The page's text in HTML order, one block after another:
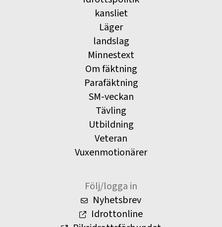
kansliet
Läger
landslag
Minnestext
Om fäktning
Parafäktning
SM-veckan
Tävling
Utbildning
Veteran
Vuxenmotionärer
Följ/logga in
Nyhetsbrev
Idrottonline